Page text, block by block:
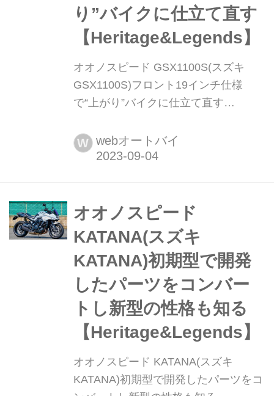
り”バイクに仕立て直す
【Heritage&Legends】
オオノスピード GSX1100S(スズキ
GSX1100S)フロント19インチ仕様
で“上がり”バイクに仕立て直す
ジェンズ公式サイト ▶▶▶カスタムと
メンテナンスのことならヘリテイジ&
もなった 「新車から乗られているオー
ナーさんの車両で、2006年頃に前後18
インチホイール仕様で作ったんです。
そ...
W webオートバイ
オオノスピード
KATANA(スズキ
KATANA)初期型で開発
したパーツをコンバー
トし新型の性格も知る
【Heritage&Legends】
オオノスピード KATANA(スズキ
KATANA)初期型で開発したパーツをコ